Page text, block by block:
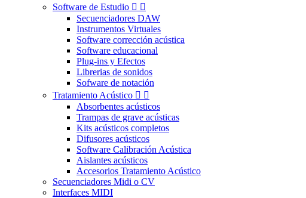
Software de Estudio  
Secuenciadores DAW
Instrumentos Virtuales
Software corrección acústica
Software educacional
Plug-ins y Efectos
Librerias de sonidos
Sofware de notación
Tratamiento Acústico  
Absorbentes acústicos
Trampas de grave acústicas
Kits acústicos completos
Difusores acústicos
Software Calibración Acústica
Aislantes acústicos
Accesorios Tratamiento Acústico
Secuenciadores Midi o CV
Interfaces MIDI